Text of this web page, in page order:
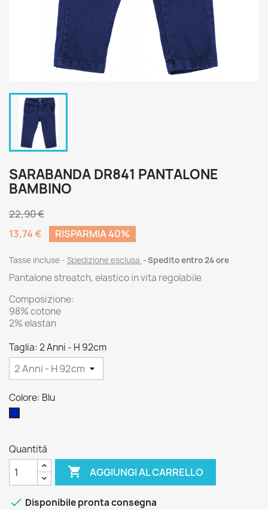
SARABANDA DR841 PANTALONE
BAMBINO
22,90 €
13,74 €
RISPARMIA 40%
Tasse incluse Spedizione esclusa Spedito entro 24 ore
Pantalone streatch, elastico in vita regolabile
Composizione:
98% cotone
2% elastan
Taglia: 2 Anni - H 92cm
Colore: Blu
Quantità
 AGGIUNGI AL CARRELLO
 Disponibile pronta consegna